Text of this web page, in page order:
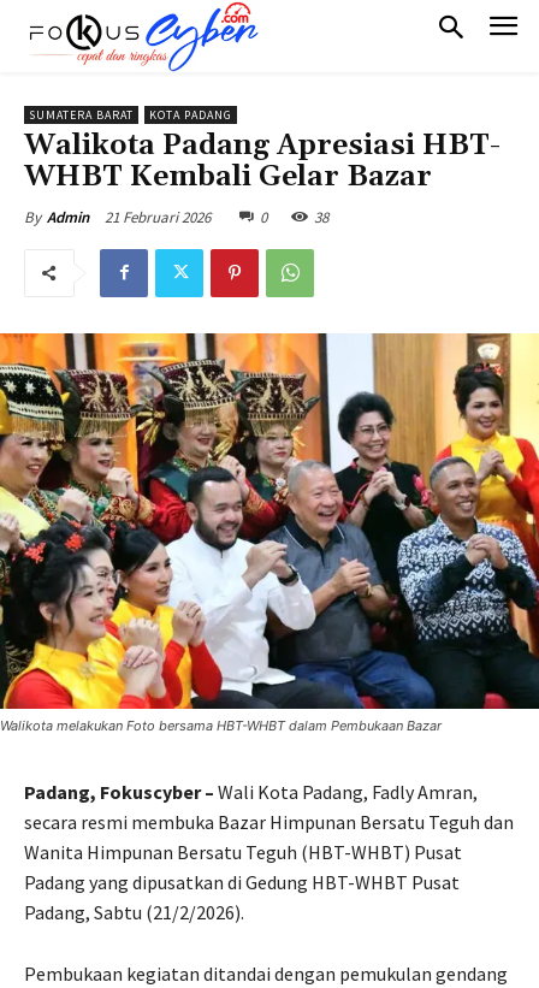
SUMATERA BARAT KOTA PADANG
Walikota Padang Apresiasi HBT-
WHBT Kembali Gelar Bazar
By Admin 21 Februari 2026 0 38
Walikota melakukan Foto bersama HBT-WHBT dalam Pembukaan Bazar
Padang, Fokuscyber – Wali Kota Padang, Fadly Amran,
secara resmi membuka Bazar Himpunan Bersatu Teguh dan
Wanita Himpunan Bersatu Teguh (HBT-WHBT) Pusat
Padang yang dipusatkan di Gedung HBT-WHBT Pusat
Padang, Sabtu (21/2/2026).
Pembukaan kegiatan ditandai dengan pemukulan gendang